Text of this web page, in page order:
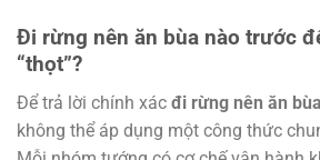
Đi rừng nên ăn bùa nào trước
“thọt”?
Để trả lời chính xác đi rừng nên ăn
không thể áp dụng một công thức